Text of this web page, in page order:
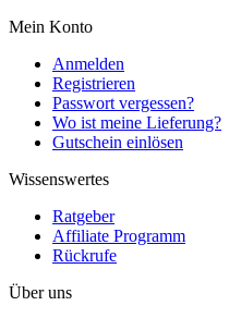
Mein Konto
Anmelden
Registrieren
Passwort vergessen?
Wo ist meine Lieferung?
Gutschein einlösen
Wissenswertes
Ratgeber
Affiliate Programm
Rückrufe
Über uns